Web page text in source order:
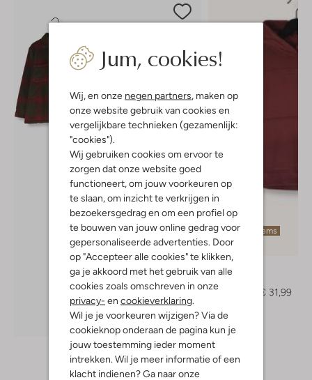
Jum, cookies!
Wij, en onze negen partners, maken op
onze website gebruik van cookies en
vergelijkbare technieken (gezamenlijk:
"cookies").
Wij gebruiken cookies om ervoor te
zorgen dat onze website goed
functioneert, om jouw voorkeuren op
te slaan, om inzicht te verkrijgen in
bezoekersgedrag en om een profiel op
te bouwen van jouw online gedrag voor
gepersonaliseerde advertenties. Door
op "Accepteer alle cookies" te klikken,
ga je akkoord met het gebruik van alle
cookies zoals omschreven in onze
privacy- en cookieverklaring.
Wil je je voorkeuren wijzigen? Via de
cookieknop onderaan de pagina kun je
jouw toestemming ieder moment
intrekken. Wil je meer informatie of een
klacht indienen? Ga naar onze
Ontdek de look
Laatste items
-50%
Vingino
€ 31,99